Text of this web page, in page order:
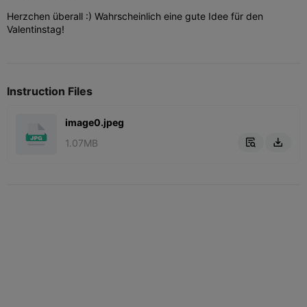
Herzchen überall :) Wahrscheinlich eine gute Idee für den
Valentinstag!
Instruction Files
image0.jpeg
1.07MB
 